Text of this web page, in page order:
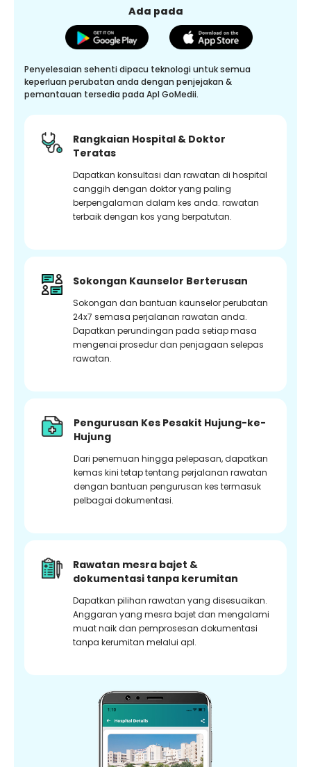
Ada pada
Penyelesaian sehenti dipacu teknologi untuk semua
keperluan perubatan anda dengan penjejakan &
pemantauan tersedia pada Apl GoMedii.
Rangkaian Hospital & Doktor
Teratas
Dapatkan konsultasi dan rawatan di hospital
canggih dengan doktor yang paling
berpengalaman dalam kes anda. rawatan
terbaik dengan kos yang berpatutan.
Sokongan Kaunselor Berterusan
Sokongan dan bantuan kaunselor perubatan
24x7 semasa perjalanan rawatan anda.
Dapatkan perundingan pada setiap masa
mengenai prosedur dan penjagaan selepas
rawatan.
Pengurusan Kes Pesakit Hujung-ke-
Hujung
Dari penemuan hingga pelepasan, dapatkan
kemas kini tetap tentang perjalanan rawatan
dengan bantuan pengurusan kes termasuk
pelbagai dokumentasi.
Rawatan mesra bajet &
dokumentasi tanpa kerumitan
Dapatkan pilihan rawatan yang disesuaikan.
Anggaran yang mesra bajet dan mengalami
muat naik dan pemprosesan dokumentasi
tanpa kerumitan melalui apl.